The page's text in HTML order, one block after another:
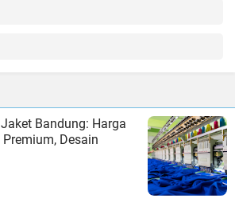
Bandung: Harga
Desain